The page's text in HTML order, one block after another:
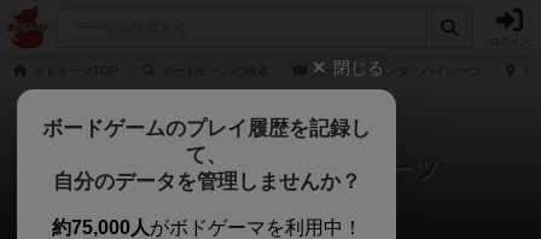
パーティ・パンダ・パイレーツ
パーティ・パンダ・パイレーツ
0店のカフェ/スペースが提供中
閉じる
ボードゲームのプレイ履歴を記録し
て、
自分のデータを管理しませんか？
約75,000人がボドゲーマを利用中！